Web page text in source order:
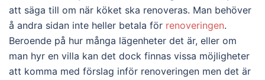
att säga till om när köket ska renoveras. Man behöver
å andra sidan inte heller betala för renoveringen.
Beroende på hur många lägenheter det är, eller om
man hyr en villa kan det dock finnas vissa möjligheter
att komma med förslag inför renoveringen men det är